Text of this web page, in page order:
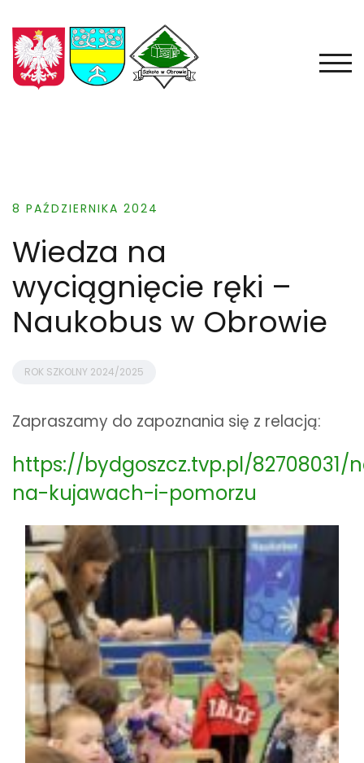
to
content
8 PAŹDZIERNIKA 2024
Wiedza na
wyciągnięcie ręki –
Naukobus w Obrowie
ROK SZKOLNY 2024/2025
Zapraszamy do zapoznania się z relacją:
https://bydgoszcz.tvp.pl/82708031/
na-kujawach-i-pomorzu